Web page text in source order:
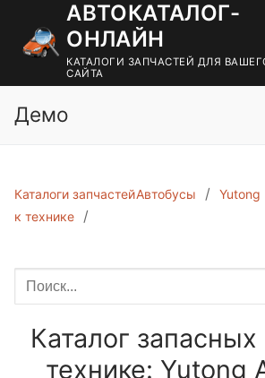
содержимому
АВТОКАТАЛОГ-
ОНЛАЙН
КАТАЛОГИ ЗАПЧАСТЕЙ ДЛЯ
САЙТА
Демо
Каталоги запчастей
к технике
Автобусы Yutong
Каталог запасных
технике: Yutong